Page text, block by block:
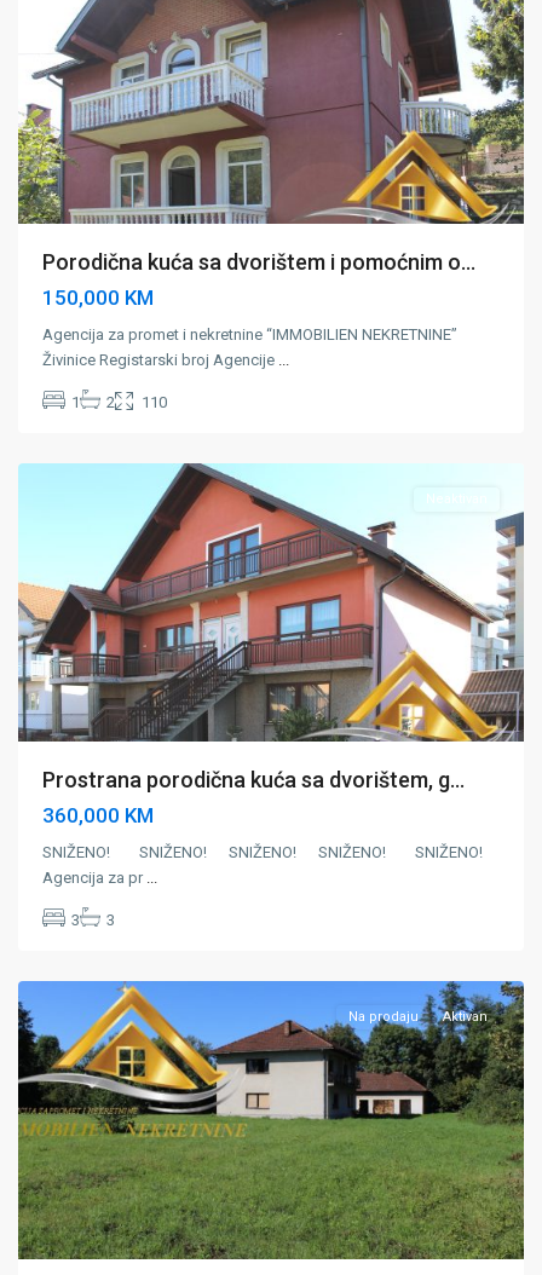
Porodična kuća sa dvorištem i pomoćnim o...
150,000 KM
Agencija za promet i nekretnine “IMMOBILIEN NEKRETNINE”
Živinice Registarski broj Agencije ...
1 2 110
Živinice,
Neaktivan
Prostrana porodična kuća sa dvorištem, g...
360,000 KM
SNIŽENO! SNIŽENO! SNIŽENO! SNIŽENO! SNIŽENO!
Agencija za pr ...
3 3
Dubrave
Na prodaju Aktivan